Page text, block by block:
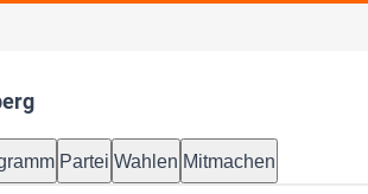
Partei Wahlen Mitmachen